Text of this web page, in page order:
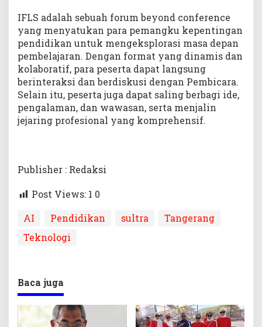
IFLS adalah sebuah forum beyond conference
yang menyatukan para pemangku kepentingan
pendidikan untuk mengeksplorasi masa depan
pembelajaran. Dengan format yang dinamis dan
kolaboratif, para peserta dapat langsung
berinteraksi dan berdiskusi dengan Pembicara.
Selain itu, peserta juga dapat saling berbagi ide,
pengalaman, dan wawasan, serta menjalin
jejaring profesional yang komprehensif.
Publisher : Redaksi
Post Views: 1 0
AI
Pendidikan sultra
Tangerang
Teknologi
Baca juga